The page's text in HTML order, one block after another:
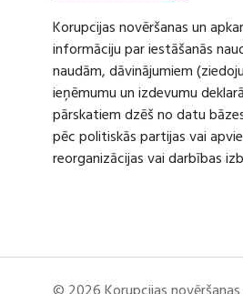
Korupcijas novēršanas un
informāciju par iestāšanās
naudām, dāvinājumiem
ieņēmumu un izdevumu
pārskatiem dzēš no datu
pēc politiskās partijas vai
reorganizācijas vai darbības